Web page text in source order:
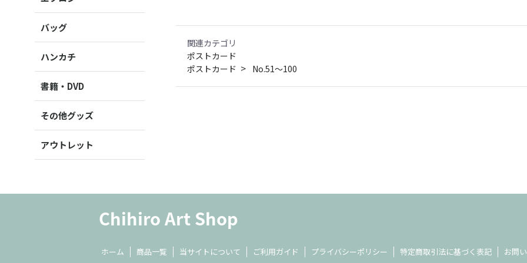
バッグ
ハンカチ
書籍・DVD
その他グッズ
アウトレット
関連カテゴリ
ポストカード
ポストカード
No.51～100
ホーム 商品一覧 当サイトについて ご利用ガイド プライバシーポリシー 特定商取引法に基づく表記 お問